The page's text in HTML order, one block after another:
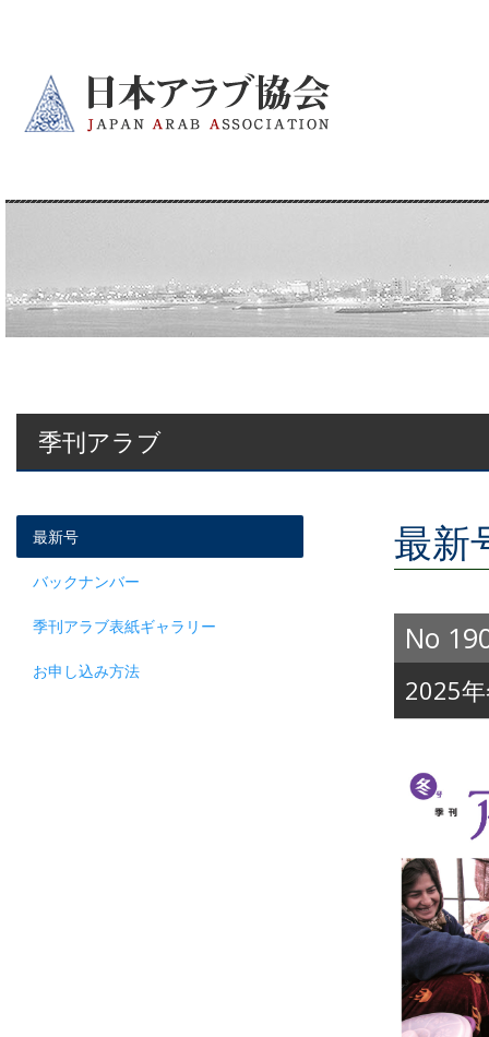
季刊アラブ
最新号
バックナンバー
季刊アラブ表紙ギャラリー
お申し込み方法
最新
No
2025